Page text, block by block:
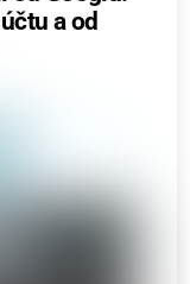
a od